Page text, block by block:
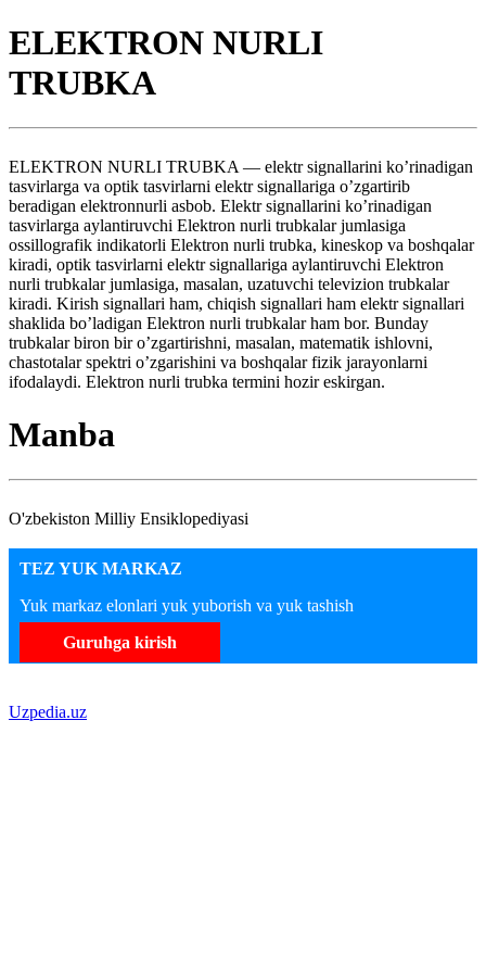
ELEKTRON NURLI
TRUBKA
ELEKTRON NURLI TRUBKA — elektr signallarini ko’rinadigan
tasvirlarga va optik tasvirlarni elektr signallariga o’zgartirib
beradigan elektronnurli asbob. Elektr signallarini ko’rinadigan
tasvirlarga aylantiruvchi Elektron nurli trubkalar jumlasiga
ossillografik indikatorli Elektron nurli trubka, kineskop va boshqalar
kiradi, optik tasvirlarni elektr signallariga aylantiruvchi Elektron
nurli trubkalar jumlasiga, masalan, uzatuvchi televizion trubkalar
kiradi. Kirish signallari ham, chiqish signallari ham elektr signallari
shaklida bo’ladigan Elektron nurli trubkalar ham bor. Bunday
trubkalar biron bir o’zgartirishni, masalan, matematik ishlovni,
chastotalar spektri o’zgarishini va boshqalar fizik jarayonlarni
ifodalaydi. Elektron nurli trubka termini hozir eskirgan.
Manba
O'zbekiston Milliy Ensiklopediyasi
TEZ YUK MARKAZ
Yuk markaz elonlari yuk yuborish va yuk tashish
Guruhga kirish
Uzpedia.uz